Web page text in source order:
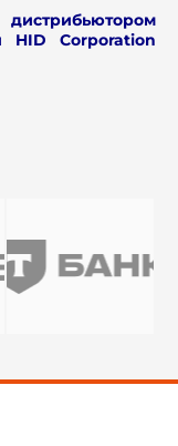
HID Corporation